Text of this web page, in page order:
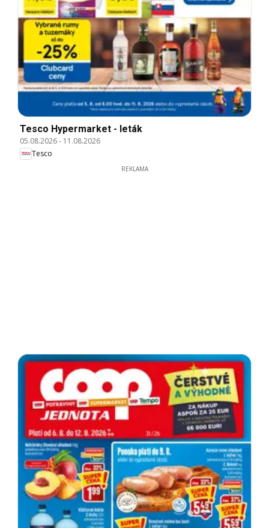
Tesco Hypermarket - leták
05.08.2026- 11.08.2026
Tesco
REKLAMA